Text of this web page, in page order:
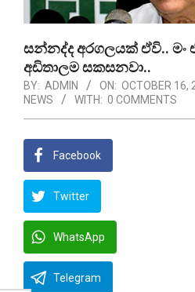
සන්නද්ද අරගලයක් ඒවි.. මං
අඩිතාලම සකසනවා..
BY: ADMIN ON: OCTOBER 16,
NEWS
WITH: 0 COMMENTS
Facebook
Twitter
WhatsApp
Telegram